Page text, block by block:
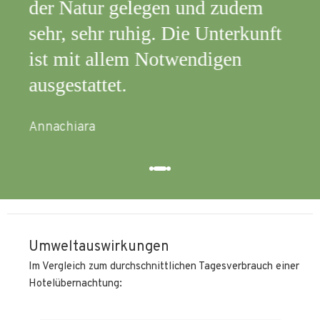
der Natur gelegen und zudem
sehr, sehr ruhig. Die Unterkunft
ist mit allem Notwendigen
ausgestattet.
Annachiara
Umweltauswirkungen
Im Vergleich zum durchschnittlichen Tagesverbrauch einer
Hotelübernachtung: